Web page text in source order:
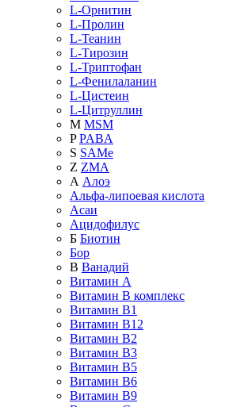
L-Орнитин
L-Пролин
L-Теанин
L-Тирозин
L-Триптофан
L-Фенилаланин
L-Цистеин
L-Цитруллин
M MSM
P PABA
S SAMe
Z ZMA
А Алоэ
Альфа-липоевая кислота
Асаи
Ацидофилус
Б Биотин
Бор
В Ванадий
Витамин A
Витамин B комплекс
Витамин B1
Витамин B12
Витамин B2
Витамин B3
Витамин B5
Витамин B6
Витамин B9